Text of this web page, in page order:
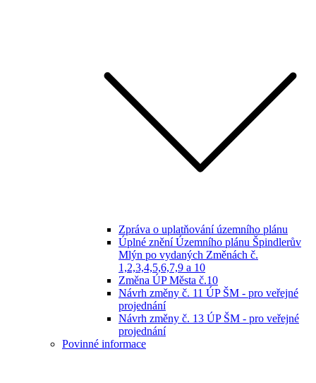
Zpráva o uplatňování územního plánu
Úplné znění Územního plánu Špindlerův
Mlýn po vydaných Změnách č.
1,2,3,4,5,6,7,9 a 10
Změna ÚP Města č.10
Návrh změny č. 11 ÚP ŠM - pro veřejné
projednání
Návrh změny č. 13 ÚP ŠM - pro veřejné
projednání
Povinné informace